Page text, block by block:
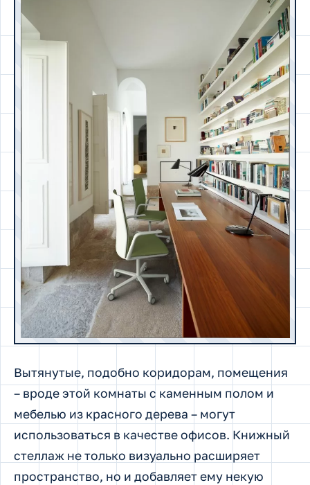
Вытянутые, подобно коридорам, помещения
– вроде этой комнаты с каменным полом и
мебелью из красного дерева – могут
использоваться в качестве офисов. Книжный
стеллаж не только визуально расширяет
пространство, но и добавляет ему некую